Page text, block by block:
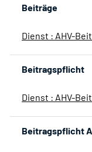
Beiträge
Dienst : AHV-
Beitragspflicht
Dienst : AHV-
Beitragspflicht